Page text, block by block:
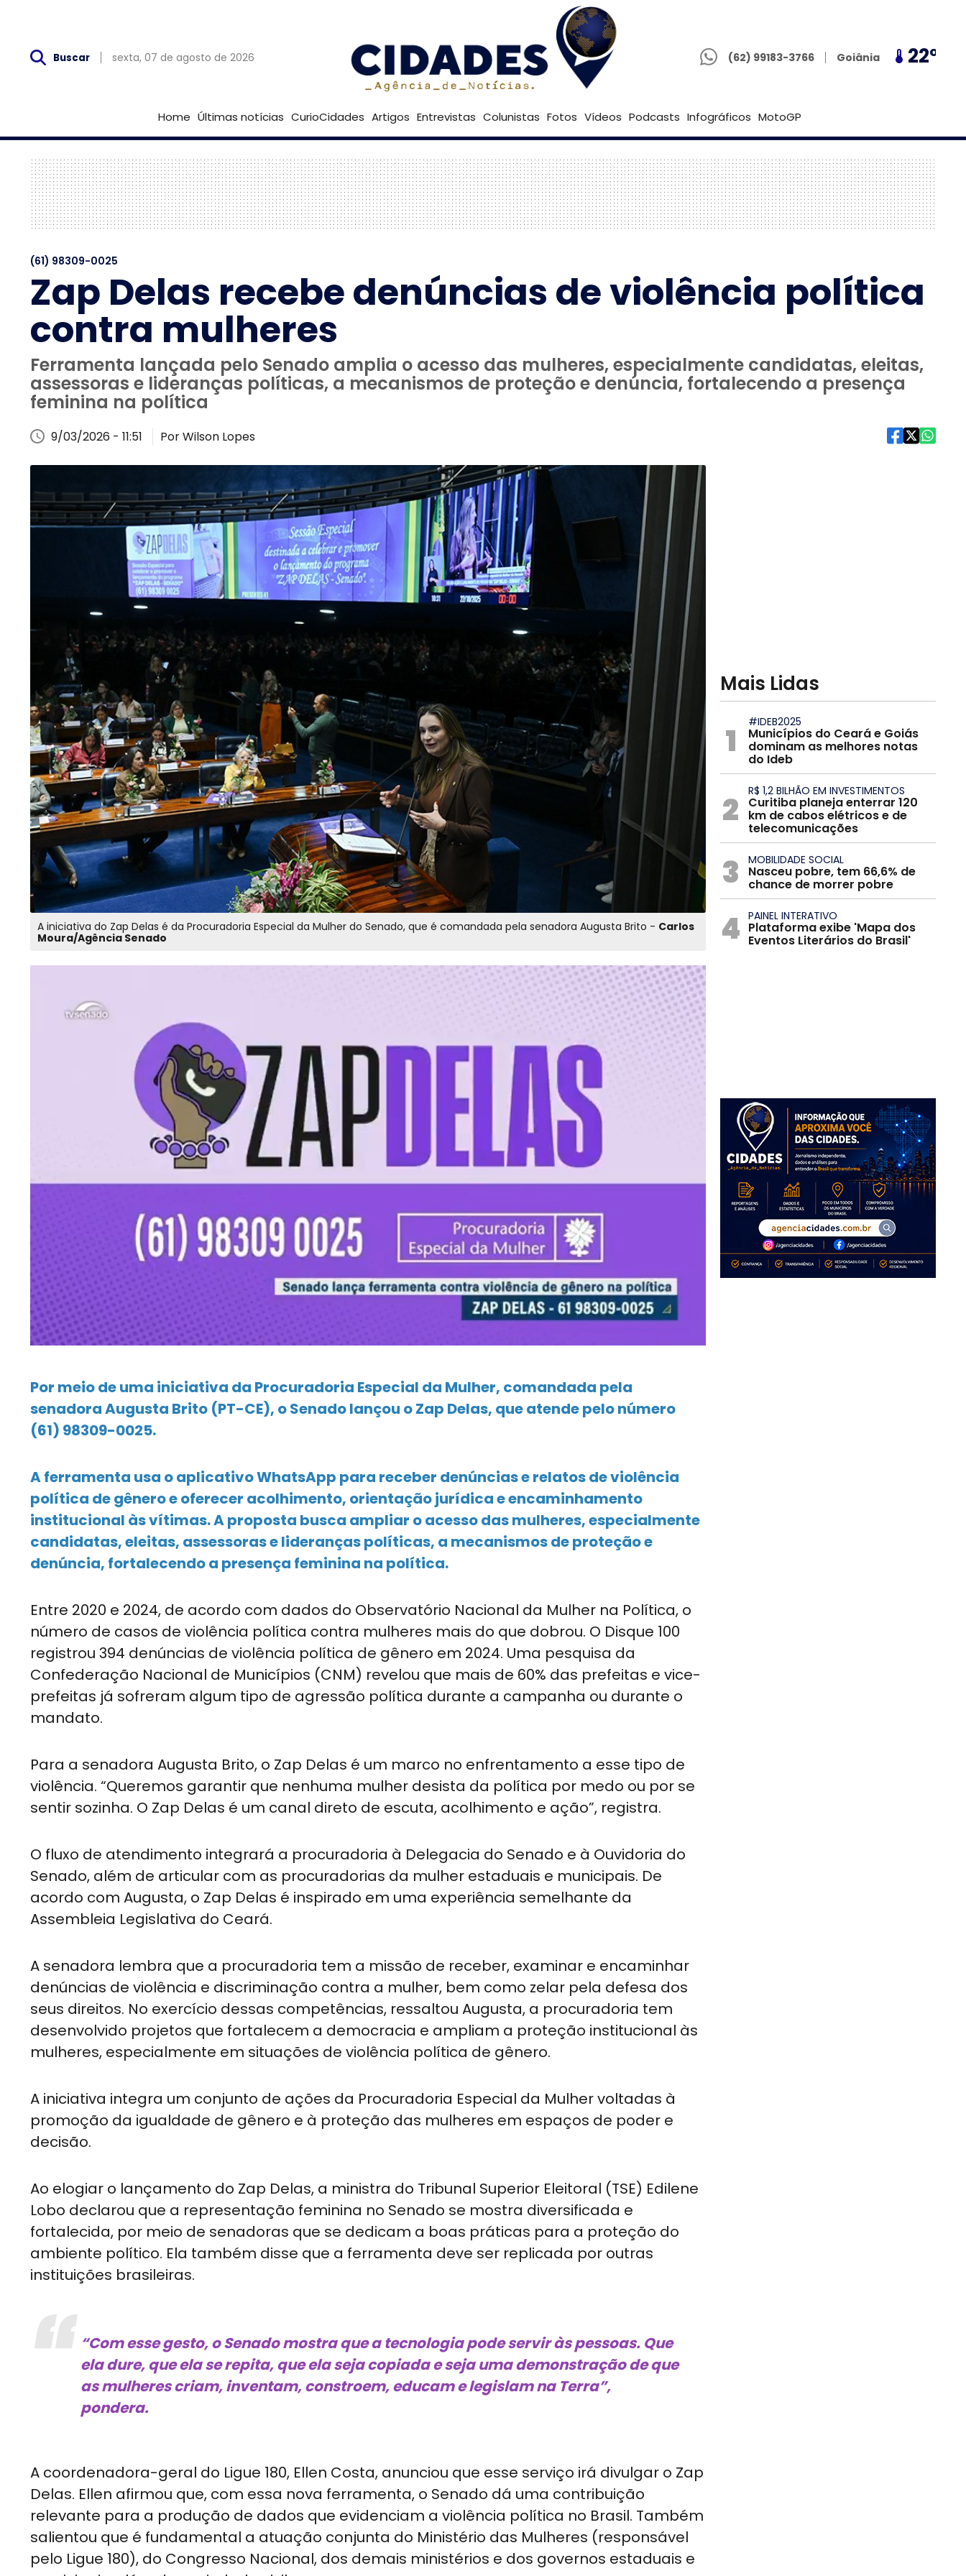
Buscar sexta, 07 de agosto de 2026 (62) 99183-3766
Goiânia 22º Brasília Goiânia 22º Brasília 20º
Home Últimas notícias CurioCidades Artigos Entrevistas Colunistas Fotos Vídeos Podcasts Infográficos MotoGP
(61) 98309-0025
Zap Delas recebe denúncias de violência política
contra mulheres
Ferramenta lançada pelo Senado amplia o acesso das mulheres, especialmente candidatas, eleitas,
assessoras e lideranças políticas, a mecanismos de proteção e denúncia, fortalecendo a presença
feminina na política
9/03/2026 - 11:51 Por Wilson Lopes
A iniciativa do Zap Delas é da Procuradoria Especial da Mulher do Senado, que é comandada pela senadora Augusta Brito - Carlos
Moura/Agência Senado
Por meio de uma iniciativa da Procuradoria Especial da Mulher, comandada pela
senadora Augusta Brito (PT-CE), o Senado lançou o Zap Delas, que atende pelo número
(61) 98309-0025.
A ferramenta usa o aplicativo WhatsApp para receber denúncias e relatos de violência
política de gênero e oferecer acolhimento, orientação jurídica e encaminhamento
institucional às vítimas. A proposta busca ampliar o acesso das mulheres, especialmente
candidatas, eleitas, assessoras e lideranças políticas, a mecanismos de proteção e
denúncia, fortalecendo a presença feminina na política.
Entre 2020 e 2024, de acordo com dados do Observatório Nacional da Mulher na Política, o
número de casos de violência política contra mulheres mais do que dobrou. O Disque 100
registrou 394 denúncias de violência política de gênero em 2024. Uma pesquisa da
Confederação Nacional de Municípios (CNM) revelou que mais de 60% das prefeitas e vice-
prefeitas já sofreram algum tipo de agressão política durante a campanha ou durante o
mandato.
Para a senadora Augusta Brito, o Zap Delas é um marco no enfrentamento a esse tipo de
violência. “Queremos garantir que nenhuma mulher desista da política por medo ou por se
sentir sozinha. O Zap Delas é um canal direto de escuta, acolhimento e ação”, registra.
O fluxo de atendimento integrará a procuradoria à Delegacia do Senado e à Ouvidoria do
Senado, além de articular com as procuradorias da mulher estaduais e municipais. De
acordo com Augusta, o Zap Delas é inspirado em uma experiência semelhante da
Assembleia Legislativa do Ceará.
A senadora lembra que a procuradoria tem a missão de receber, examinar e encaminhar
denúncias de violência e discriminação contra a mulher, bem como zelar pela defesa dos
seus direitos. No exercício dessas competências, ressaltou Augusta, a procuradoria tem
desenvolvido projetos que fortalecem a democracia e ampliam a proteção institucional às
mulheres, especialmente em situações de violência política de gênero.
A iniciativa integra um conjunto de ações da Procuradoria Especial da Mulher voltadas à
promoção da igualdade de gênero e à proteção das mulheres em espaços de poder e
decisão.
Ao elogiar o lançamento do Zap Delas, a ministra do Tribunal Superior Eleitoral (TSE) Edilene
Lobo declarou que a representação feminina no Senado se mostra diversificada e
fortalecida, por meio de senadoras que se dedicam a boas práticas para a proteção do
ambiente político. Ela também disse que a ferramenta deve ser replicada por outras
instituições brasileiras.
“Com esse gesto, o Senado mostra que a tecnologia pode servir às pessoas. Que
ela dure, que ela se repita, que ela seja copiada e seja uma demonstração de que
as mulheres criam, inventam, constroem, educam e legislam na Terra”,
pondera.
A coordenadora-geral do Ligue 180, Ellen Costa, anunciou que esse serviço irá divulgar o Zap
Delas. Ellen afirmou que, com essa nova ferramenta, o Senado dá uma contribuição
relevante para a produção de dados que evidenciam a violência política no Brasil. Também
salientou que é fundamental a atuação conjunta do Ministério das Mulheres (responsável
pelo Ligue 180), do Congresso Nacional, dos demais ministérios e dos governos estaduais e
Mais Lidas
1 #IDEB2025
Municípios do Ceará e Goiás
dominam as melhores notas
do Ideb
2 R$ 1,2 BILHÃO EM INVESTIMENTOS
Curitiba planeja enterrar 120
km de cabos elétricos e de
telecomunicações
3 MOBILIDADE SOCIAL
Nasceu pobre, tem 66,6% de
chance de morrer pobre
4 PAINEL INTERATIVO
Plataforma exibe 'Mapa dos
Eventos Literários do Brasil'